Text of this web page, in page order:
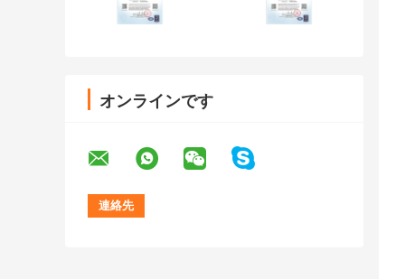
オンラインです